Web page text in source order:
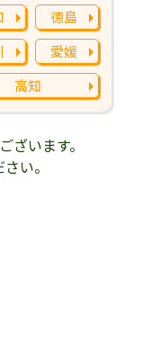
徳島
愛媛
高知
います。
い。